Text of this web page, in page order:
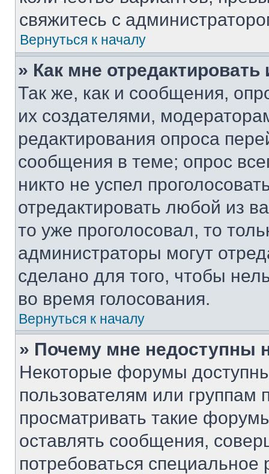
свяжитесь с
Вернуться к началу
» Как мне
Так же, как и сообщения,
их создателями,
редактирования опроса
сообщения в теме; опрос
никто не успел
отредактировать любой из
то уже проголосовал, то
администраторы могут
сделано для того, чтобы
во время голосования.
Вернуться к началу
» Почему мне недоступны
Некоторые форумы
пользователям или группам
просматривать такие
оставлять сообщения,
потребоваться